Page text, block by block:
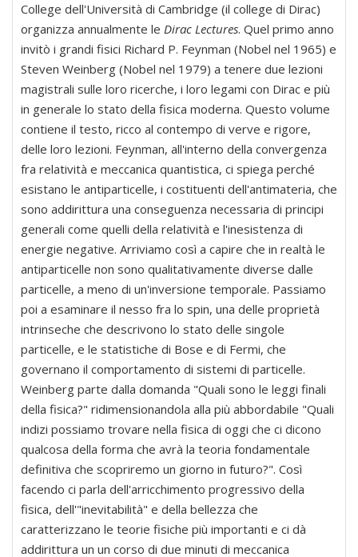
College dell'Università di Cambridge (il college di Dirac)
organizza annualmente le Dirac Lectures. Quel primo anno
invitò i grandi fisici Richard P. Feynman (Nobel nel 1965) e
Steven Weinberg (Nobel nel 1979) a tenere due lezioni
magistrali sulle loro ricerche, i loro legami con Dirac e più
in generale lo stato della fisica moderna. Questo volume
contiene il testo, ricco al contempo di verve e rigore,
delle loro lezioni. Feynman, all'interno della convergenza
fra relatività e meccanica quantistica, ci spiega perché
esistano le antiparticelle, i costituenti dell'antimateria, che
sono addirittura una conseguenza necessaria di principi
generali come quelli della relatività e l'inesistenza di
energie negative. Arriviamo così a capire che in realtà le
antiparticelle non sono qualitativamente diverse dalle
particelle, a meno di un'inversione temporale. Passiamo
poi a esaminare il nesso fra lo spin, una delle proprietà
intrinseche che descrivono lo stato delle singole
particelle, e le statistiche di Bose e di Fermi, che
governano il comportamento di sistemi di particelle.
Weinberg parte dalla domanda "Quali sono le leggi finali
della fisica?" ridimensionandola alla più abbordabile "Quali
indizi possiamo trovare nella fisica di oggi che ci dicono
qualcosa della forma che avrà la teoria fondamentale
definitiva che scopriremo un giorno in futuro?". Così
facendo ci parla dell'arricchimento progressivo della
fisica, dell'"inevitabilità" e della bellezza che
caratterizzano le teorie fisiche più importanti e ci dà
addirittura un un corso di due minuti di meccanica